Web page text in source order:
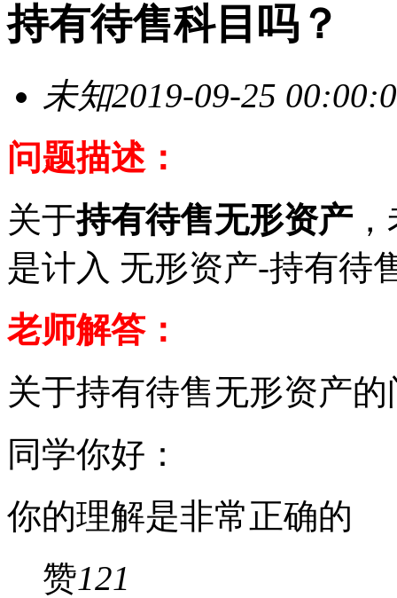
持有待售科目吗？
未知2019-09-25
问题描述：
关于持有待售无形资产，
是计入 无形资产-持有待
老师解答：
关于持有待售无形资产
同学你好：
你的理解是非常正确的
赞121